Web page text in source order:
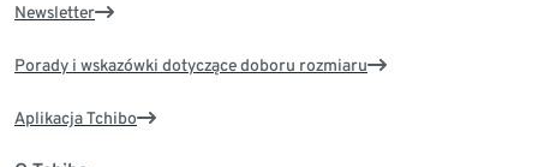
Newsletter
Porady i wskazówki dotyczące doboru rozmiaru
Aplikacja Tchibo